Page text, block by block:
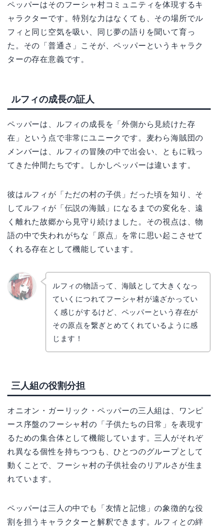
ペッパーはそのフーシャ村コミュニティを体現するキ
ャラクターです。特別な力はなくても、その場所でル
フィと同じ空気を吸い、同じ夢の語りを聞いて育っ
た。その「普通さ」こそが、ペッパーというキャラク
ターの存在意義です。
ルフィの成長の証人
ペッパーは、ルフィの成長を「外側から見続けた存
在」という点で非常にユニークです。麦わら海賊団の
メンバーは、ルフィの冒険の中で出会い、ともに戦っ
てきた仲間たちです。しかしペッパーは違います。
彼はルフィが「ただの村の子供」だった頃を知り、そ
してルフィが「伝説の海賊」になるまでの変化を、遠
く離れた故郷から見守り続けました。その視点は、物
語の中で失われがちな「原点」を常に思い起こさせて
くれる存在として機能しています。
ルフィの物語って、海賊として大きくなっ
ていくにつれてフーシャ村が遠ざかってい
く感じがするけど、ペッパーという存在が
その原点を繋ぎとめてくれているように感
じます！
三人組の役割分担
オニオン・ガーリック・ペッパーの三人組は、ワンピ
ース序盤のフーシャ村の「子供たちの日常」を表現す
るための集合体として機能しています。三人がそれぞ
れ異なる個性を持ちつつも、ひとつのグループとして
動くことで、フーシャ村の子供社会のリアルさが生ま
れています。
ペッパーは三人の中でも「友情と記憶」の象徴的な役
割を担うキャラクターと解釈できます。ルフィとの絆